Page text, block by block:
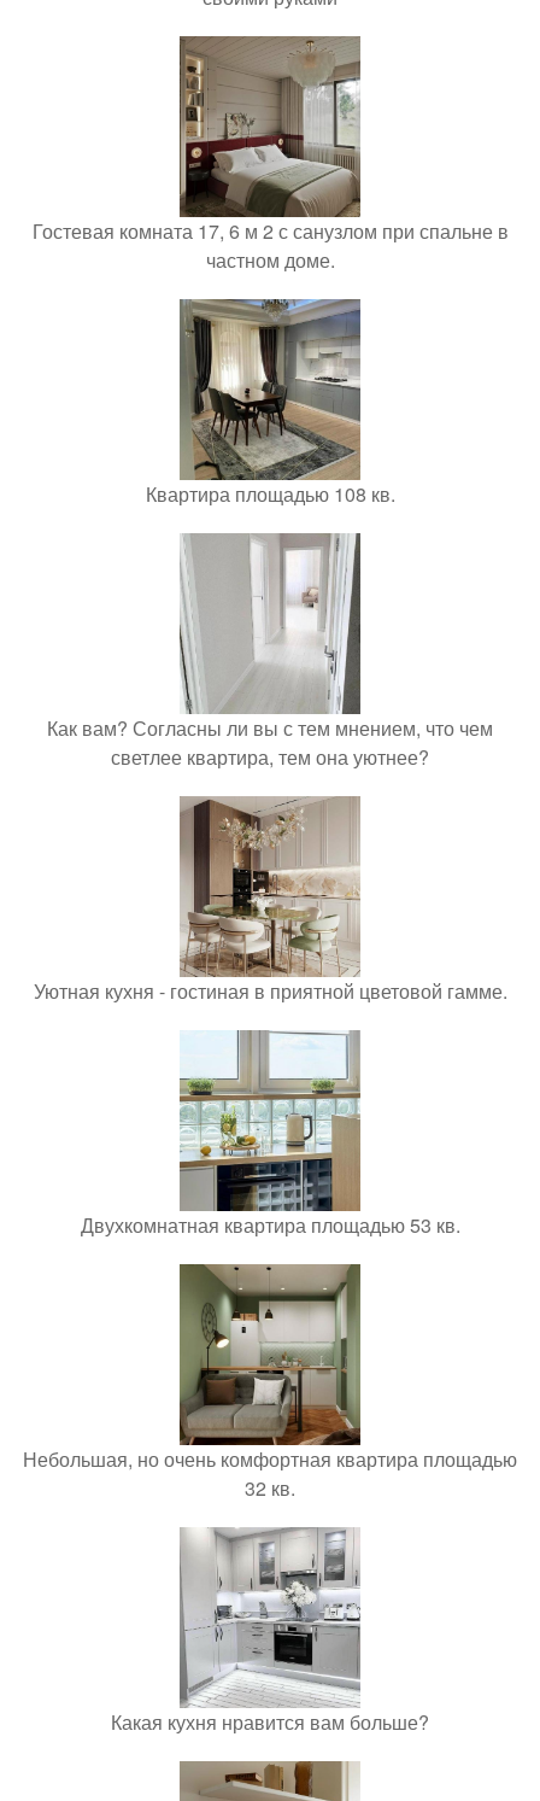
Гостевая комната 17, 6 м 2 с санузлом при спальне в
частном доме.
Квартира площадью 108 кв.
Как вам? Согласны ли вы с тем мнением, что чем
светлее квартира, тем она уютнее?
Уютная кухня - гостиная в приятной цветовой гамме.
Двухкомнатная квартира площадью 53 кв.
Небольшая, но очень комфортная квартира площадью
32 кв.
Какая кухня нравится вам больше?